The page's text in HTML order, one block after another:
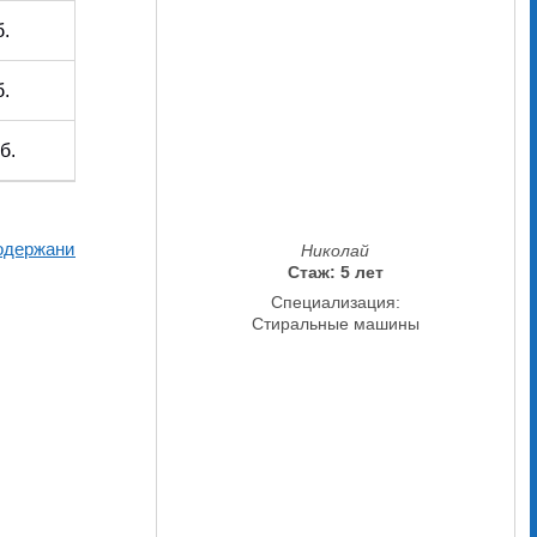
Николай
Стаж: 5 лет
Специализация:
Стиральные машины